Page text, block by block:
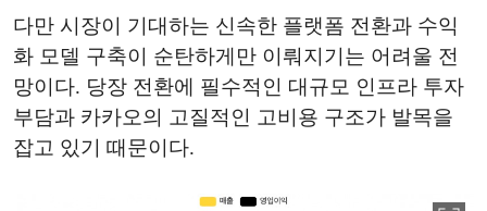
다만 시장이 기대하는 신속한 플랫폼 전환과 수익
화 모델 구축이 순탄하게만 이뤄지기는 어려울 전
망이다. 당장 전환에 필수적인 대규모 인프라 투자
부담과 카카오의 고질적인 고비용 구조가 발목을
잡고 있기 때문이다.